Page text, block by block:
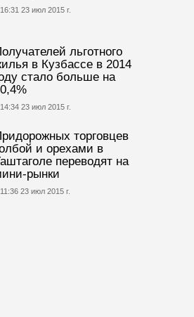
23 июл 2015 г.
льготного
в Кузбассе в 2014
стало больше на
23 июл 2015 г.
торговцев
и орехами в
переводят на
рынки
23 июл 2015 г.